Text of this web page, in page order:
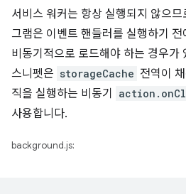
서비스 워커는 항상 실행되지 않으
그램은 이벤트 핸들러를 실행하기
비동기적으로 로드해야 하는 경우가
스니펫은 storageCache 전역이
직을 실행하는 비동기
사용합니다.
background.js: